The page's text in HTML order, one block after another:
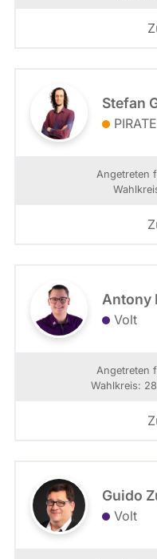
Stefan
Angetreten
Antony
Volt
Angetreten
Wahlkreis:
Guido
Volt